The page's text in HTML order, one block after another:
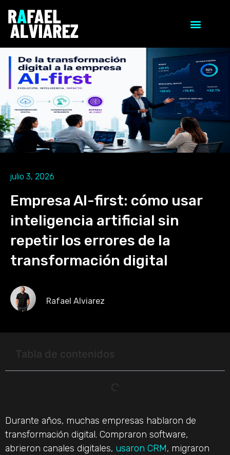
julio 3, 2026
Empresa AI-first: cómo usar
inteligencia artificial sin
repetir los errores de la
transformación digital
Rafael Alviarez
Tabla de contenidos
Durante años, muchas empresas hablaron de
transformación digital. Compraron software,
abrieron canales digitales, usaron CRM, migraron